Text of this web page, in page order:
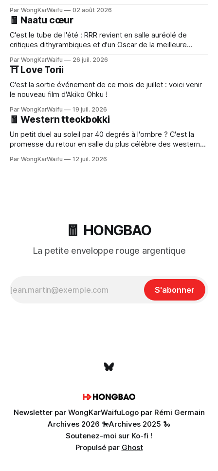
Par WongKarWaifu 02 août 2026
🧧 Naatu cœur
C'est le tube de l'été : RRR revient en salle auréolé de
critiques dithyrambiques et d'un Oscar de la meilleure
Par WongKarWaifu 26 juil. 2026
⛩️ Love Torii
C'est la sortie événement de ce mois de juillet : voici venir
le nouveau film d'Akiko Ohku !
Par WongKarWaifu 19 juil. 2026
🧧 Western tteokbokki
Un petit duel au soleil par 40 degrés à l'ombre ? C'est la
promesse du retour en salle du plus célèbre des westerns
woon.
Par WongKarWaifu 12 juil. 2026
🧧 HONGBAO
La petite enveloppe rouge argentique
S'abonner
Newsletter par WongKarWaifuLogo par Rémi Germain
Archives 2026 🐎Archives 2025 🐍
Soutenez-moi sur Ko-fi !
Propulsé par Ghost